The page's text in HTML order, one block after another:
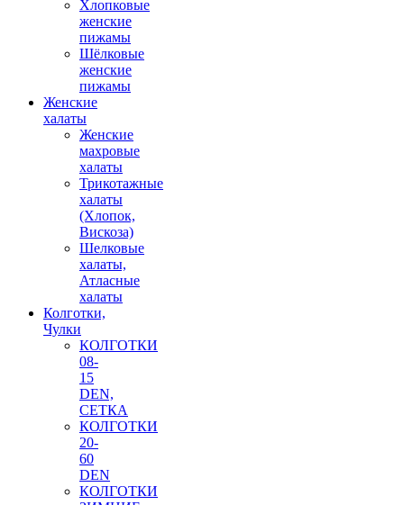
Хлопковые
женские
пижамы
Шёлковые
женские
пижамы
Женские
халаты
Женские
махровые
халаты
Трикотажные
халаты
(Хлопок,
Вискоза)
Шелковые
халаты,
Атласные
халаты
Колготки,
Чулки
КОЛГОТКИ
08-
15
DEN,
СЕТКА
КОЛГОТКИ
20-
60
DEN
КОЛГОТКИ